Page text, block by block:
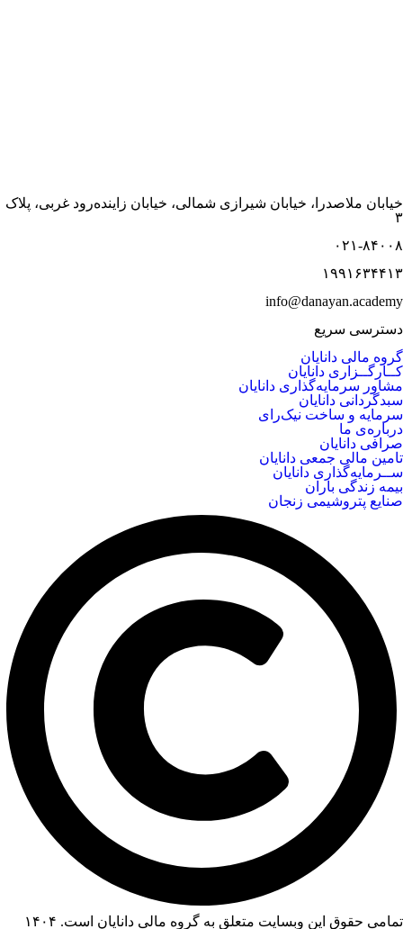
خیابان ملاصدرا، خیابان شیرازی شمالی، خیابان زاینده‌رود غربی، پلاک
۳
۰۲۱-۸۴۰۰۸
۱۹۹۱۶۳۴۴۱۳
info@danayan.academy
دسترسی سریع
گروه مالی دانایان
کــارگــزاری دانایان
مشاور سرمایه‌گذاری دانایان
سبدگردانی دانایان
سرمایه و ساخت نیک‌رای
درباره‌ی ما
صرافی دانایان
تامین مالی جمعی دانایان
ســرمایه‌گذاری دانایان
بیمه زندگی باران
صنایع پتروشیمی زنجان
تمامی حقوق این وبسایت متعلق به گروه مالی دانایان است. ۱۴۰۴